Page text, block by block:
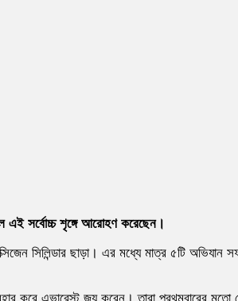
এই সর্বোচ্চ শৃঙ্গে আরোহণ করেছেন।
সিলিন্ডার ছাড়া। এর মধ্যে মাত্র ৫টি
করে এভারেস্ট জয় করেন। তারা প্রথমবারের